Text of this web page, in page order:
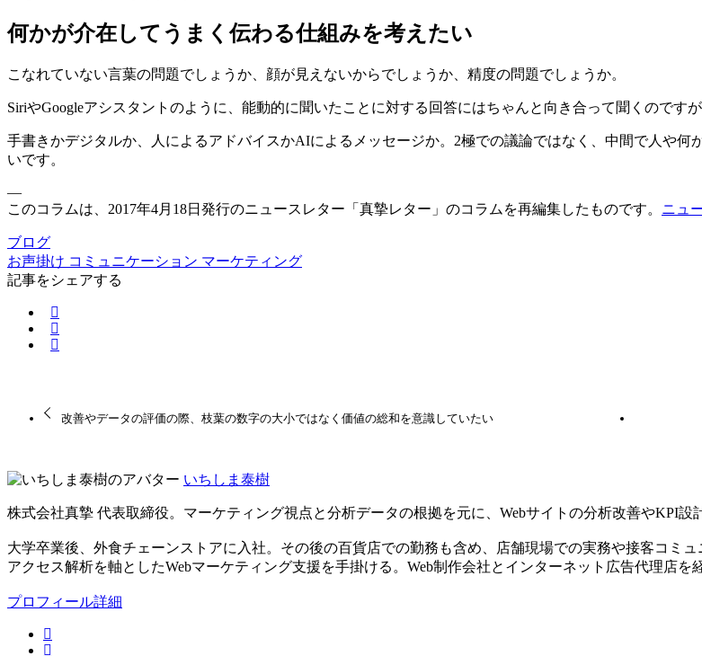
何かが介在してうまく伝わる仕組みを考えたい
こなれていない言葉の問題でしょうか、顔が見えないからでしょうか、精度の問題でしょうか。
SiriやGoogleアシスタントのように、能動的に聞いたことに対する回答にはちゃんと向き合って聞くのです
手書きかデジタルか、人によるアドバイスかAIによるメッセージか。2極での議論ではなく、中間で人や
いです。
—
このコラムは、2017年4月18日発行のニュースレター「真摯レター」のコラムを再編集したものです。 ニュ
ブログ
お声掛け コミュニケーション マーケティング
記事をシェアする
改善やデータの評価の際、枝葉の数字の大小ではなく価値の総和を意識していたい
いちしま泰樹
株式会社真摯 代表取締役。マーケティング視点と分析データの根拠を元に、Webサイトの分析改善やKPI設
大学卒業後、外食チェーンストアに入社。その後の百貨店での勤務も含め、店舗現場での実務や接客コミ
アクセス解析を軸としたWebマーケティング支援を手掛ける。Web制作会社とインターネット広告代理店を
プロフィール詳細